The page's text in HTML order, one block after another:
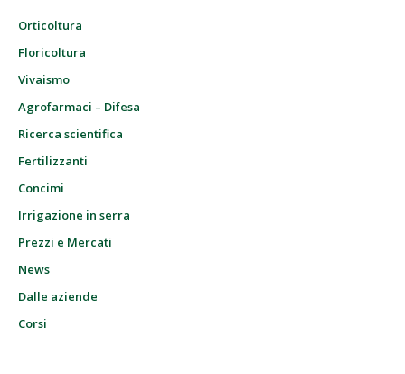
Orticoltura
Floricoltura
Vivaismo
Agrofarmaci – Difesa
Ricerca scientifica
Fertilizzanti
Concimi
Irrigazione in serra
Prezzi e Mercati
News
Dalle aziende
Corsi